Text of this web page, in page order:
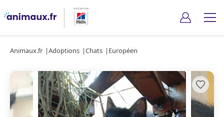
Animaux.fr Adoptions Chats Européen